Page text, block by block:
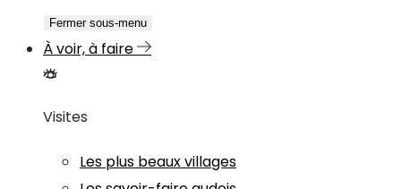
Fermer sous-menu
À voir, à faire
Visites
Les plus beaux villages